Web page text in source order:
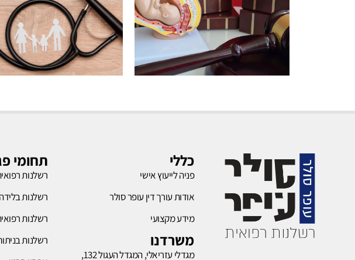
רשלנות
לחץ כאן
רשלנות
לחץ כאן
כללי
פניה לייעוץ אישי
אודות עורך דין עופר סולר
מידע מקצועי
משרדנו
מגדלי עזריאלי, המגדל העגול 132,
תחומי
רשלנות
רשלנות בלידה
רשלנות
רשלנות